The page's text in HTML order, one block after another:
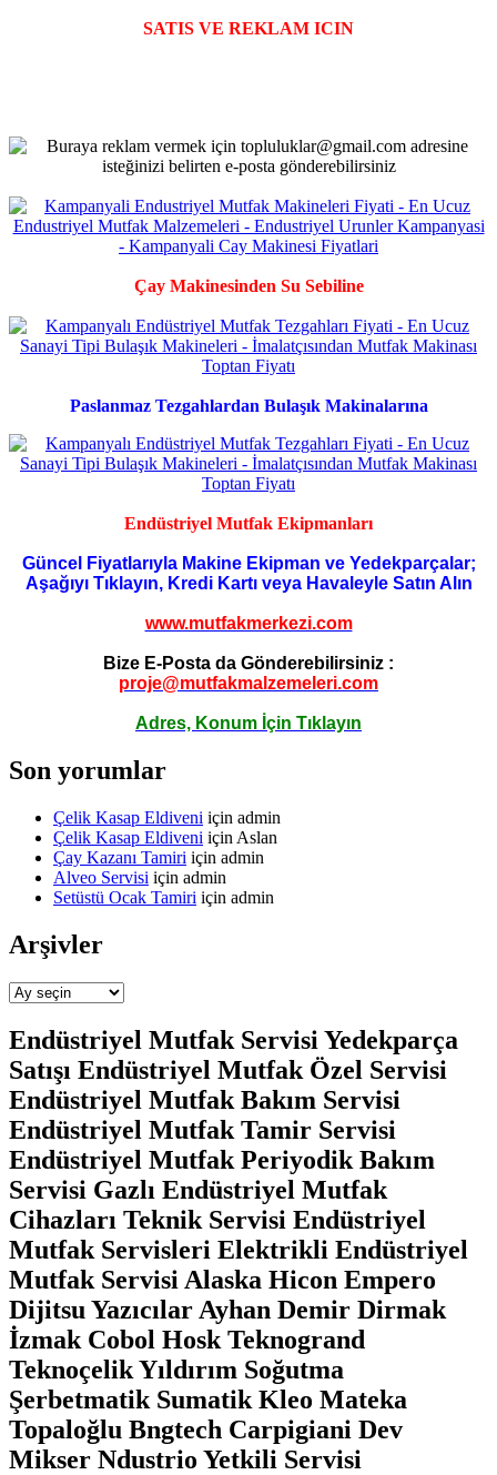
SATIS VE REKLAM ICIN
Çay Makinesinden Su Sebiline
Paslanmaz Tezgahlardan Bulaşık Makinalarına
Endüstriyel Mutfak Ekipmanları
Güncel Fiyatlarıyla Makine Ekipman ve Yedekparçalar;
Aşağıyı Tıklayın, Kredi Kartı veya Havaleyle Satın Alın
www.mutfakmerkezi.com
Bize E-Posta da Gönderebilirsiniz :
proje@mutfakmalzemeleri.com
Adres, Konum İçin Tıklayın
Son yorumlar
Çelik Kasap Eldiveni için admin
Çelik Kasap Eldiveni için Aslan
Çay Kazanı Tamiri için admin
Alveo Servisi için admin
Setüstü Ocak Tamiri için admin
Arşivler
Arşivler
Endüstriyel Mutfak Servisi Yedekparça
Satışı Endüstriyel Mutfak Özel Servisi
Endüstriyel Mutfak Bakım Servisi
Endüstriyel Mutfak Tamir Servisi
Endüstriyel Mutfak Periyodik Bakım
Servisi Gazlı Endüstriyel Mutfak
Cihazları Teknik Servisi Endüstriyel
Mutfak Servisleri Elektrikli Endüstriyel
Mutfak Servisi Alaska Hicon Empero
Dijitsu Yazıcılar Ayhan Demir Dirmak
İzmak Cobol Hosk Teknogrand
Teknoçelik Yıldırım Soğutma
Şerbetmatik Sumatik Kleo Mateka
Topaloğlu Bngtech Carpigiani Dev
Mikser Ndustrio Yetkili Servisi